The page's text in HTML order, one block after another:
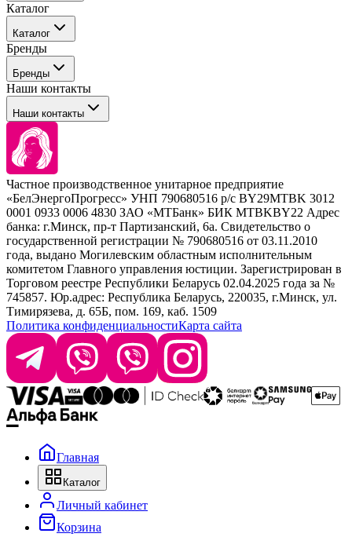
События
Покупателю
Каталог
Каталог
Профессиональные средства для окрашивания волос
Сервисные средства
Уход
Стайлинг
Брови и ресницы
Барберинг
Наборы
Расходные материалы
Бренды
Бренды
Tefia
Concept
Kezy
Barex
Sim Sensitive
Kebren
Selective Professional
White Line
Наши контакты
Наши контакты
+ 375 44 7233514
+ 375 29 1649505
info@krasabel.by
Офис: г. Минск, ул. Тимирязева 65Б, офис 1509
Склад: г. Минск, ул. Домбровская, 15
Время работы: пн–чт 9:00–17:30, пт 9:00–17:00
Частное производственное унитарное предприятие
«БелЭнергоПрогресс» УНП 790680516 р/с BY29MTBK 3012
0001 0933 0006 4830 ЗАО «МТБанк» БИК MTBKBY22 Адрес
банка: г.Минск, пр-т Партизанский, 6а. Свидетельство о
государственной регистрации № 790680516 от 03.11.2010
года, выдано Могилевским областным исполнительным
комитетом Главного управления юстиции. Зарегистрирован в
Торговом реестре Республики Беларусь 02.04.2025 года за №
745857. Юр.адрес: Республика Беларусь, 220035, г.Минск, ул.
Тимирязева, д. 65Б, пом. 169, каб. 1509
Политика конфиденциальностиКарта сайта
Главная
Каталог
Личный кабинет
Корзина